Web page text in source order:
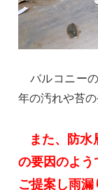
バルコニー
年の汚れや苔の
また、防水
の要因のよう
ご提案し雨漏